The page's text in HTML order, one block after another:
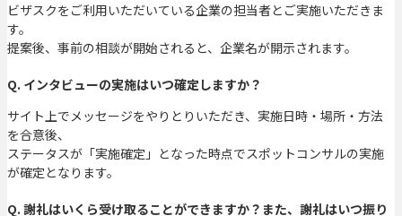
ビザスクをご利用いただいている企業の担当者とご実施いただきま
す。
提案後、事前の相談が開始されると、企業名が開示されます。
Q. インタビューの実施はいつ確定しますか？
サイト上でメッセージをやりとりいただき、実施日時・場所・方法
を合意後、
ステータスが「実施確定」となった時点でスポットコンサルの実施
が確定となります。
Q. 謝礼はいくら受け取ることができますか？また、謝礼はいつ振り